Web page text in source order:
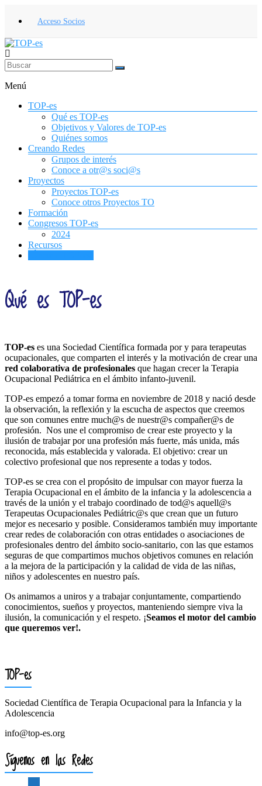
Acceso Socios
TOP-
Asociación
Española
Ocupacional
para
Adolescencia
Menú
TOP-es
Qué es TOP-es
Objetivos y Valores de TOP-es
Quiénes somos
Creando Redes
Grupos de interés
Conoce a otr@s soci@s
Proyectos
Proyectos TOP-es
Conoce otros Proyectos TO
Formación
Congresos TOP-es
2024
Recursos
Qué es TOP-es
TOP-es es una Sociedad Científica formada por y para terapeutas
ocupacionales, que comparten el interés y la motivación de crear una
red colaborativa de profesionales que hagan crecer la Terapia
Ocupacional Pediátrica en el ámbito infanto-juvenil.
TOP-es empezó a tomar forma en noviembre de 2018 y nació desde
la observación, la reflexión y la escucha de aspectos que creemos
que son comunes entre much@s de nuestr@s compañer@s de
profesión. Nos une el compromiso de crear este proyecto y la
ilusión de trabajar por una profesión más fuerte, más unida, más
reconocida, más establecida y valorada. El objetivo: crear un
colectivo profesional que nos represente a todas y todos.
TOP-es se crea con el propósito de impulsar con mayor fuerza la
Terapia Ocupacional en el ámbito de la infancia y la adolescencia a
través de la unión y el trabajo coordinado de tod@s aquell@s
Terapeutas Ocupacionales Pediátric@s que crean que un futuro
mejor es necesario y posible. Consideramos también muy importante
crear redes de colaboración con otras entidades o asociaciones de
profesionales dentro del ámbito socio-sanitario, con las que estamos
seguras de que compartimos muchos objetivos comunes en relación
a la mejora de la participación y la calidad de vida de las niñas,
niños y adolescentes en nuestro país.
Os animamos a uniros y a trabajar conjuntamente, compartiendo
conocimientos, sueños y proyectos, manteniendo siempre viva la
ilusión, la comunicación y el respeto. ¡Seamos el motor del cambio
que queremos ver!.
TOP-es
Sociedad Científica de Terapia Ocupacional para la Infancia y la
Adolescencia
info@top-es.org
Síguenos en las Redes